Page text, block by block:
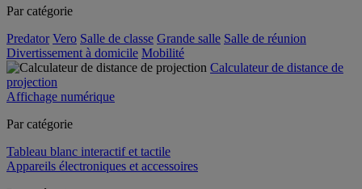
Par catégorie
Predator Vero Salle de classe Grande salle Salle de réunion
Divertissement à domicile Mobilité
Calculateur de distance de
projection
Affichage numérique
Par catégorie
Tableau blanc interactif et tactile
Appareils électroniques et accessoires